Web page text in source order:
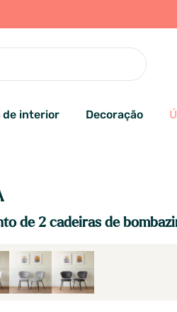
de interior Decoração
de 2 cadeiras de